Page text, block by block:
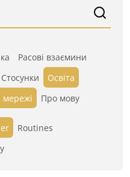
Расові взаємини
Стосунки
Освіта
мережі Про мову
Routines